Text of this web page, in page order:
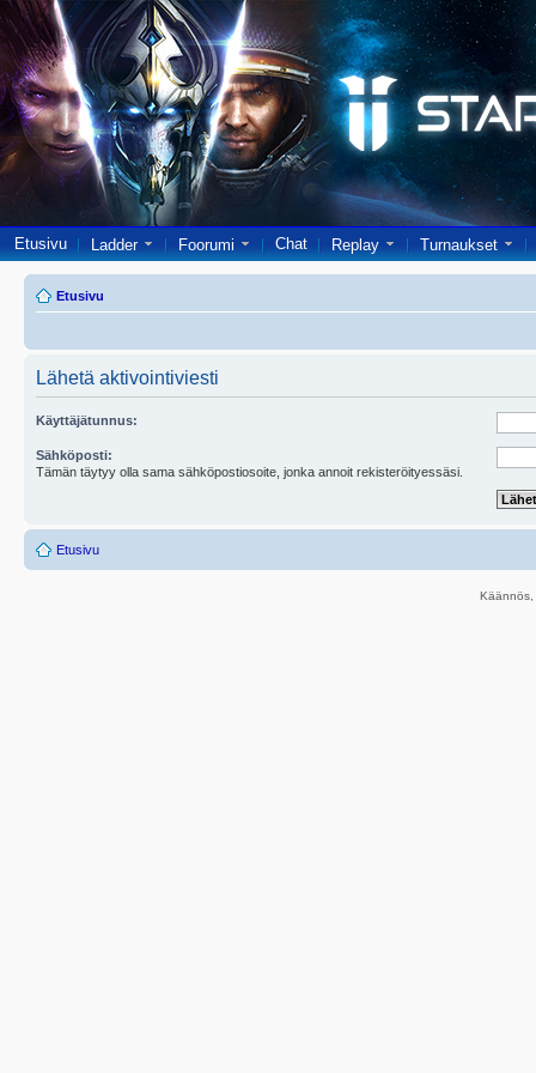
Etusivu Ladder Foorumi Chat Replay Turnaukset
Etusivu
Lähetä aktivointiviesti
Käyttäjätunnus:
Sähköposti:
Tämän täytyy olla sama sähköpostiosoite, jonka annoit rekisteröityessäsi.
Etusivu